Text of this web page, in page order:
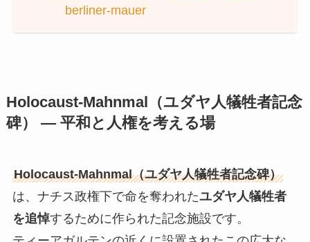
berliner-mauer
Holocaust-Mahnmal（ユダヤ人犠牲者記念
碑） — 平和と人権を考える場
Holocaust-Mahnmal（ユダヤ人犠牲者記念碑）
は、ナチス政権下で命を奪われたユダヤ人犠牲者
を追悼するために作られた記念施設です。